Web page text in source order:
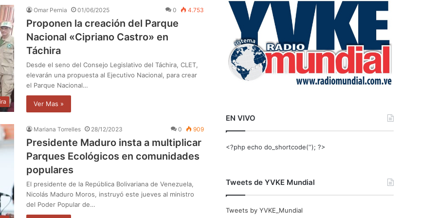
Omar Pernia 01/06/2025 0 4.753
Proponen la creación del Parque
Nacional «Cipriano Castro» en
Táchira
Desde el seno del Consejo Legislativo del Táchira, CLET,
elevarán una propuesta al Ejecutivo Nacional, para crear
el Parque Nacional…
Ver Mas »
Mariana Torrelles 28/12/2023 0 909
Presidente Maduro insta a multiplicar
Parques Ecológicos en comunidades
populares
El presidente de la República Bolivariana de Venezuela,
Nicolás Maduro Moros, instruyó este jueves al ministro
del Poder Popular de…
r
EN VIVO
<?php echo do_shortcode(‘‘); ?>
Tweets de YVKE Mundial
Tweets by YVKE_Mundial